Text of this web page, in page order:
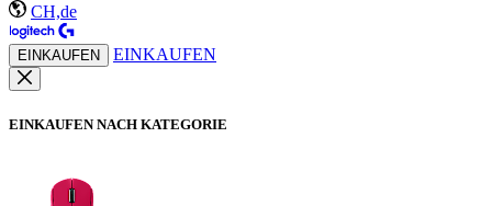
CH,de
EINKAUFEN EINKAUFEN
EINKAUFEN NACH KATEGORIE